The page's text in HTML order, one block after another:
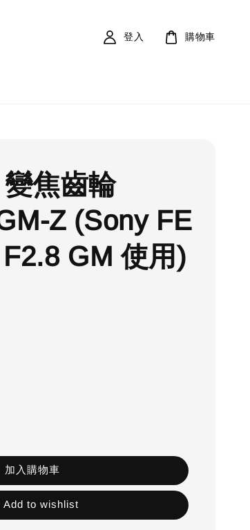
登入 購物車
焦齒輪
Z (Sony FE
GM 使用)
加入購物車
Add to wishlist